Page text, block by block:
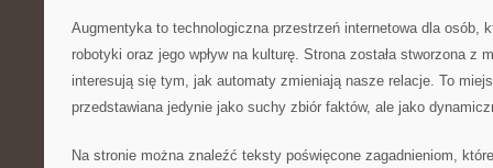
Augmentyka to technologiczna przestrzeń internetowa dla osób,
robotyki oraz jego wpływ na kulturę. Strona została stworzona z
interesują się tym, jak automaty zmieniają nasze relacje. To
przedstawiana jedynie jako suchy zbiór faktów, ale jako
Na stronie można znaleźć teksty poświęcone zagadnieniom,